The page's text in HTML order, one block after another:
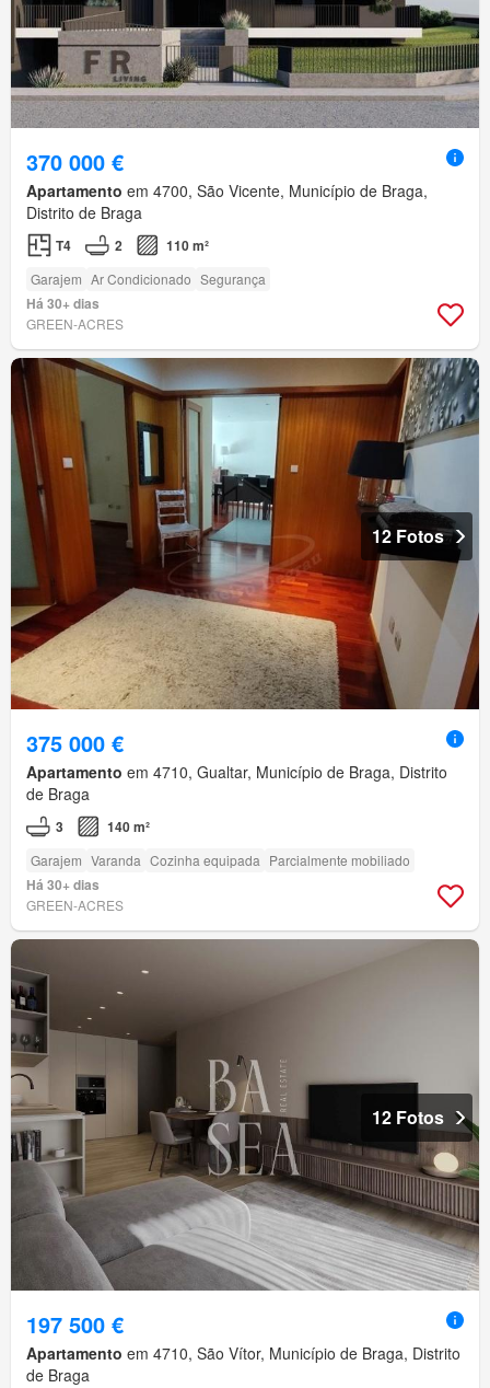
370 000 €
Apartamento em 4700, São Vicente, Município de Braga,
Distrito de Braga
T4 2 110 m²
Garajem Ar Condicionado Segurança
Há 30+ dias
GREEN-ACRES
12 Fotos
375 000 €
Apartamento em 4710, Gualtar, Município de Braga, Distrito
de Braga
3 140 m²
Garajem Varanda Cozinha equipada Parcialmente mobiliado
Há 30+ dias
GREEN-ACRES
12 Fotos
197 500 €
Apartamento em 4710, São Vítor, Município de Braga, Distrito
de Braga